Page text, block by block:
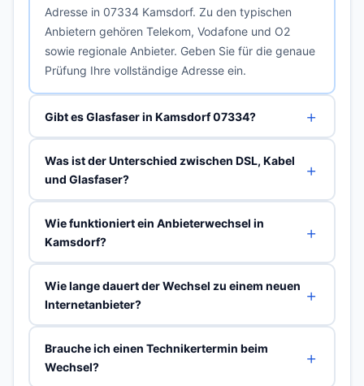
Adresse in 07334 Kamsdorf. Zu den typischen
Anbietern gehören Telekom, Vodafone und O2
sowie regionale Anbieter. Geben Sie für die genaue
Prüfung Ihre vollständige Adresse ein.
Gibt es Glasfaser in Kamsdorf 07334?
Was ist der Unterschied zwischen DSL, Kabel
und Glasfaser?
Wie funktioniert ein Anbieterwechsel in
Kamsdorf?
Wie lange dauert der Wechsel zu einem neuen
Internetanbieter?
Brauche ich einen Technikertermin beim
Wechsel?